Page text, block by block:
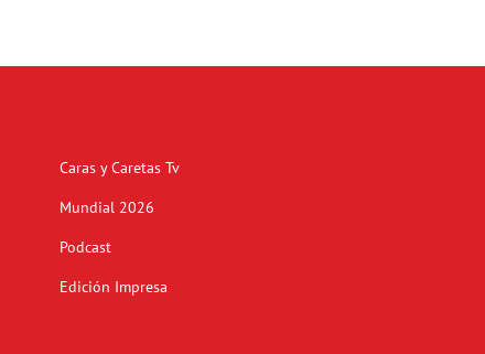
Caras y Caretas Tv
Mundial 2026
Podcast
Edición Impresa